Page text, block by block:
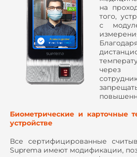
на
того,
с
через
Биометрические и карточные
устройстве
Все сертифицированные
Suprema имеют модификации,